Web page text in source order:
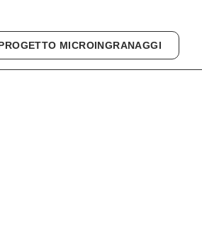
MICROINGRANAGGI